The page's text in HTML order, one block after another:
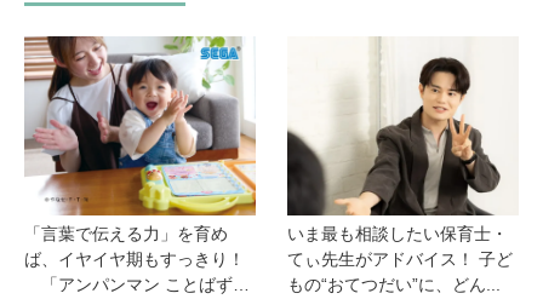
「言葉で伝える力」を育め
ば、イヤイヤ期もすっきり！
「アンパンマン ことばずか
いま最も相談したい保育士・
てぃ先生がアドバイス！ 子ど
もの“おてつだい”に、どん...